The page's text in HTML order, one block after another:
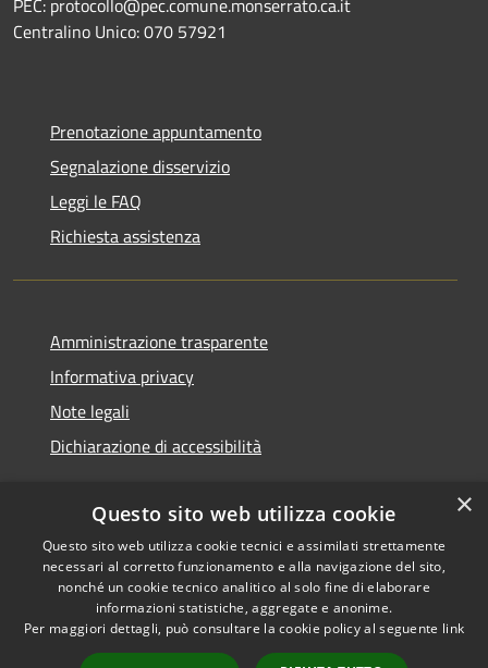
PEC: protocollo@pec.comune.monserrato.ca.it
Centralino Unico: 070 57921
Prenotazione appuntamento
Segnalazione disservizio
Leggi le FAQ
Richiesta assistenza
Amministrazione trasparente
Informativa privacy
Note legali
Dichiarazione di accessibilità
RSS
Accessibilità
Cookie
Mappa del sito
Copyright © 2026 • Comune di
Monserrato • Powered by
Municipium•Accesso
redazione
×
Questo sito web utilizza cookie
Questo sito web utilizza cookie tecnici e assimilati strettamente
necessari al corretto funzionamento e alla navigazione del sito,
nonché un cookie tecnico analitico al solo fine di elaborare
informazioni statistiche, aggregate e anonime.
Per maggiori dettagli, può consultare la cookie policy al seguente link